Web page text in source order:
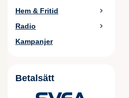
Hem & Fritid
Radio
Kampanjer
Betalsätt